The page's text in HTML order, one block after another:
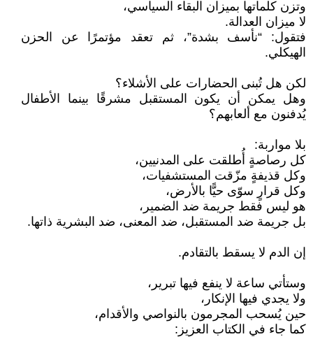
وتزن كلماتها بميزان البقاء السياسي،
لا ميزان العدالة.
فتقول: “نأسف بشدة”، ثم تعقد مؤتمرًا عن الحزن
الهيكلي.
لكن هل تُبنى الحضارات على الأشلاء؟
وهل يمكن أن يكون المستقبل مشرقًا بينما الأطفال
يُدفنون مع ألعابهم؟
بلا مواربة:
كل رصاصةٍ أُطلقت على المدنيين،
وكل قذيفةٍ مزّقت المستشفيات،
وكل قرارٍ سوّى حيًّا بالأرض،
هو ليس فقط جريمة ضد الضمير،
بل جريمة ضد المستقبل، ضد المعنى، ضد البشرية ذاتها.
إن الدم لا يسقط بالتقادم.
وستأتي ساعة لا ينفع فيها تبرير،
ولا يجدي فيها الإنكار،
حين يُسحب المجرمون بالنواصي والأقدام،
كما جاء في الكتاب العزيز: